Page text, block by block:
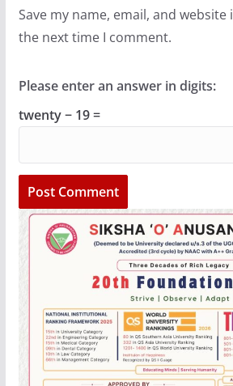
Save my name, email, and
the next time I comment.
Please enter an answer in digits:
twenty − 19 =